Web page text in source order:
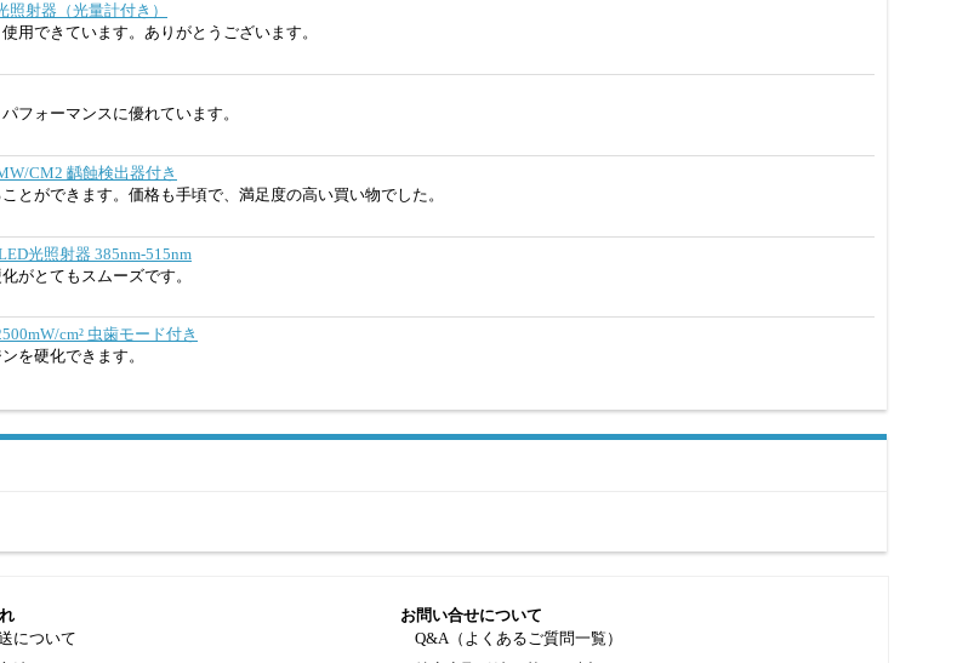
射器（光量計付き）
用できています。ありがとうございます。
フォーマンスに優れています。
CM2 齲蝕検出器付き
とができます。価格も手頃で、満足度の高い買い物でした。
光照射器 385nm-515nm
がとてもスムーズです。
cm² 虫歯モード付き
を硬化できます。
について
お問い合せについて
Q&A（よくあるご質問一覧）